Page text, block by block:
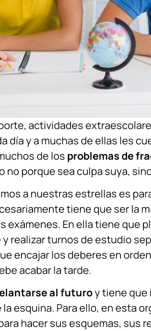
actividades
día y a muchas de ellas les
de los problemas de
no porque sea culpa suya,
a nuestras estrellas es
tiene que ser la
exámenes. En ella tiene que
realizar turnos de estudio
encajar los deberes en
acabar la tarde.
al futuroy tiene que
esquina. Para ello, en esta
hacer sus esquemas, sus